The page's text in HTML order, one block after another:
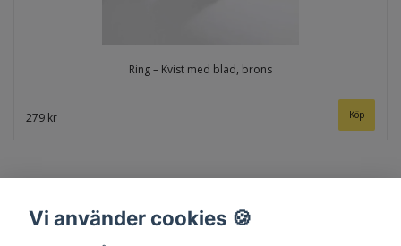
Ring – Kvist med blad, brons
279 kr
Vi använder cookies 🍪